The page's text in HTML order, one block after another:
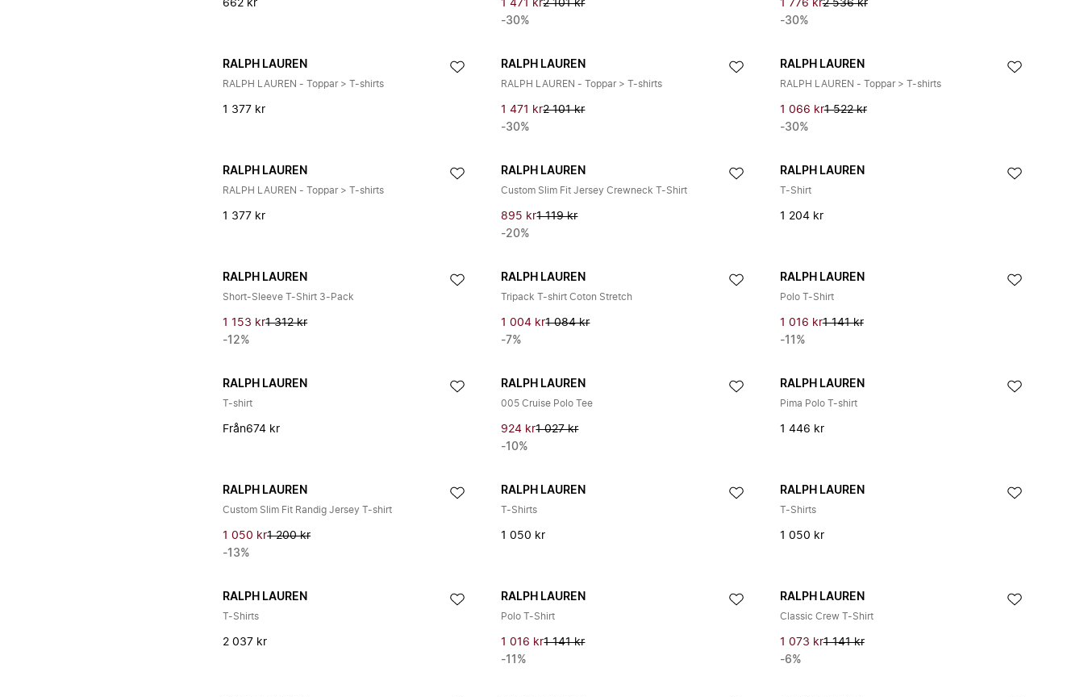
662 kr 1 471 kr2 101 kr
-30%
1 776 kr2 536 kr
-30%
RALPH LAUREN
RALPH LAUREN - Toppar > T-shirts
1 377 kr
RALPH LAUREN
RALPH LAUREN - Toppar > T-shirts
1 471 kr2 101 kr
-30%
RALPH LAUREN
RALPH LAUREN - Toppar > T-shirts
1 066 kr1 522 kr
-30%
RALPH LAUREN
RALPH LAUREN - Toppar > T-shirts
1 377 kr
RALPH LAUREN
Custom Slim Fit Jersey Crewneck T-Shirt
895 kr1 119 kr
-20%
RALPH LAUREN
T-Shirt
1 204 kr
RALPH LAUREN
Short-Sleeve T-Shirt 3-Pack
1 153 kr1 312 kr
-12%
RALPH LAUREN
Tripack T-shirt Coton Stretch
1 004 kr1 084 kr
-7%
RALPH LAUREN
Polo T-Shirt
1 016 kr1 141 kr
-11%
RALPH LAUREN
T-shirt
Från674 kr
RALPH LAUREN
005 Cruise Polo Tee
924 kr1 027 kr
-10%
RALPH LAUREN
Pima Polo T-shirt
1 446 kr
RALPH LAUREN
Custom Slim Fit Randig Jersey T-shirt
1 050 kr1 200 kr
-13%
RALPH LAUREN
T-Shirts
1 050 kr
RALPH LAUREN
T-Shirts
1 050 kr
RALPH LAUREN
T-Shirts
2 037 kr
RALPH LAUREN
Polo T-Shirt
1 016 kr1 141 kr
-11%
RALPH LAUREN
Classic Crew T-Shirt
1 073 kr1 141 kr
-6%